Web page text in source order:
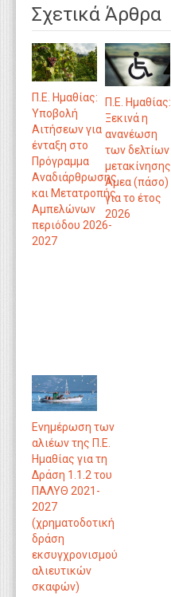
Σχετικά Άρθρα
Π.Ε. Ημαθίας:
Υποβολή
Αιτήσεων για
ένταξη στο
Πρόγραμμα
Αναδιάρθρωσης
και Μετατροπής
Αμπελώνων
περιόδου 2026-
2027
Π.Ε. Ημαθίας:
Ξεκινά η
ανανέωση
των δελτίων
μετακίνησης
Αμεα (πάσο)
για το έτος
2026
Ενημέρωση των
αλιέων της Π.Ε.
Ημαθίας για τη
Δράση 1.1.2 του
ΠΑΛΥΘ 2021-
2027
(χρηματοδοτική
δράση
εκσυγχρονισμού
αλιευτικών
σκαφών)